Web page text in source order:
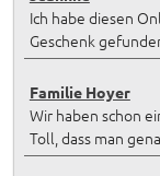
Ich habe diesen
Geschenk
Familie Hoyer
Wir haben schon
Toll, dass man